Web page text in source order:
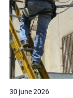
30 june 2026